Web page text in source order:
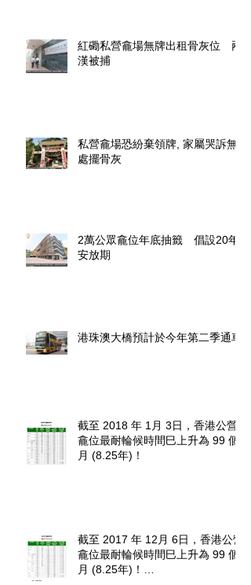
紅磡私營龕場無牌出租骨灰位 兩
漢被捕
私營龕場恐紛棄領牌, 家屬哭訴無
處擺骨灰
2萬公眾龕位年底抽籤 倡設20年
安放期
港珠澳大橋預計於今年第二季通車
截至 2018 年 1月 3日，香港公營
龕位最耐輪候時間巳上升為 99 個
月 (8.25年)！
截至 2017 年 12月 6日，香港公營
龕位最耐輪候時間巳上升為 99 個
月 (8.25年)！